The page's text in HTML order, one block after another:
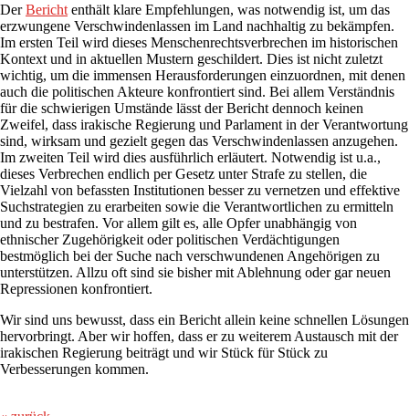
DerBericht enthält klare Empfehlungen, was notwendig ist, um das
erzwungene Verschwindenlassen im Land nachhaltig zu bekämpfen.
Im ersten Teil wird dieses Menschenrechtsverbrechen im historischen
Kontext und in aktuellen Mustern geschildert. Dies ist nicht zuletzt
wichtig, um die immensen Herausforderungen einzuordnen, mit denen
auch die politischen Akteure konfrontiert sind. Bei allem Verständnis
für die schwierigen Umstände lässt der Bericht dennoch keinen
Zweifel, dass irakische Regierung und Parlament in der Verantwortung
sind, wirksam und gezielt gegen das Verschwindenlassen anzugehen.
Im zweiten Teil wird dies ausführlich erläutert. Notwendig ist u.a.,
dieses Verbrechen endlich per Gesetz unter Strafe zu stellen, die
Vielzahl von befassten Institutionen besser zu vernetzen und effektive
Suchstrategien zu erarbeiten sowie die Verantwortlichen zu ermitteln
und zu bestrafen. Vor allem gilt es, alle Opfer unabhängig von
ethnischer Zugehörigkeit oder politischen Verdächtigungen
bestmöglich bei der Suche nach verschwundenen Angehörigen zu
unterstützen. Allzu oft sind sie bisher mit Ablehnung oder gar neuen
Repressionen konfrontiert.
Wir sind uns bewusst, dass ein Bericht allein keine schnellen Lösungen
hervorbringt. Aber wir hoffen, dass er zu weiterem Austausch mit der
irakischen Regierung beiträgt und wir Stück für Stück zu
Verbesserungen kommen.